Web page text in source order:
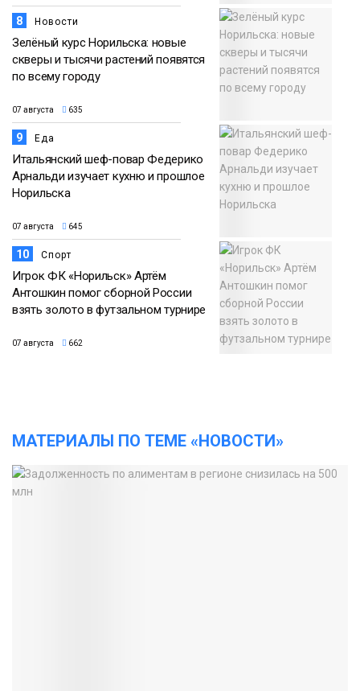
8 Новости
Зелёный курс Норильска: новые
скверы и тысячи растений появятся
по всему городу
07 августа 635
9 Еда
Итальянский шеф-повар Федерико
Арнальди изучает кухню и прошлое
Норильска
07 августа 645
10 Спорт
Игрок ФК «Норильск» Артём
Антошкин помог сборной России
взять золото в футзальном турнире
07 августа 662
МАТЕРИАЛЫ ПО ТЕМЕ «НОВОСТИ»